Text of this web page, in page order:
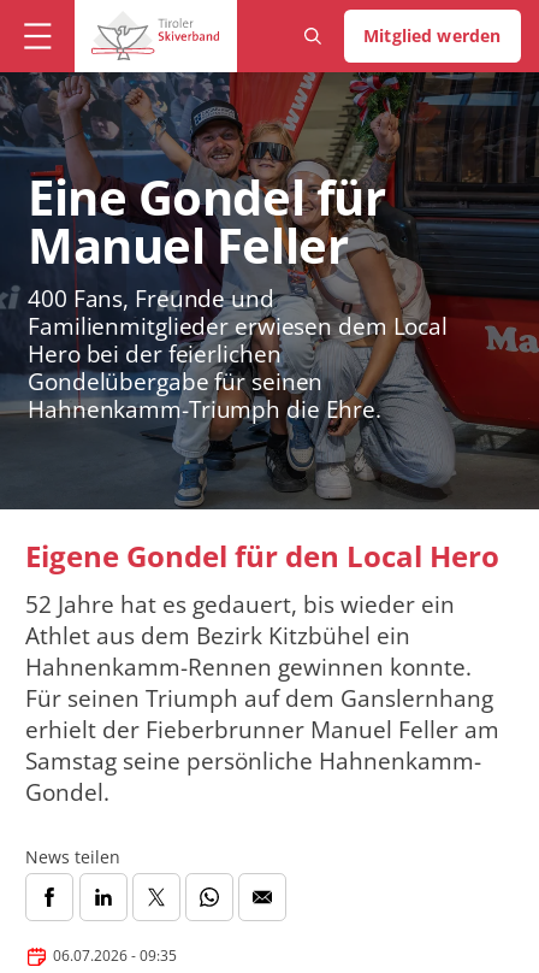
Mitglied werden
Eine Gondel für
Manuel Feller
400 Fans, Freunde und
Familienmitglieder erwiesen dem Local
Hero bei der feierlichen
Gondelübergabe für seinen
Hahnenkamm-Triumph die Ehre.
Eigene Gondel für den Local Hero
52 Jahre hat es gedauert, bis wieder ein
Athlet aus dem Bezirk Kitzbühel ein
Hahnenkamm-Rennen gewinnen konnte.
Für seinen Triumph auf dem Ganslernhang
erhielt der Fieberbrunner Manuel Feller am
Samstag seine persönliche Hahnenkamm-
Gondel.
News teilen
06.07.2026 - 09:35